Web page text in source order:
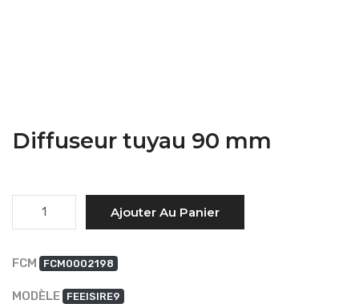
Diffuseur tuyau 90 mm
Quantité
Ajouter Au Panier
FCM FCM0002198
MODÈLE FEEISIRE9